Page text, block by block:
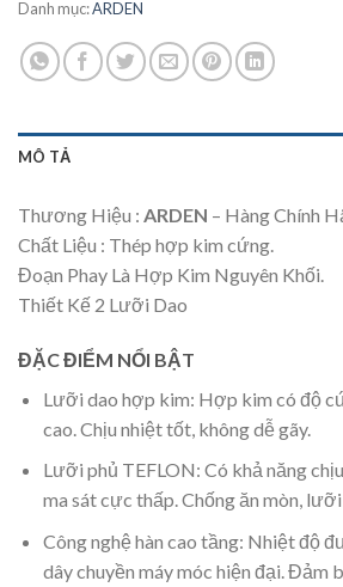
Danh mục:ARDEN
MÔ TẢ
Thương Hiệu : ARDEN – Hàng Chính
Chất Liệu : Thép hợp kim cứng.
Đoạn Phay Là Hợp Kim Nguyên Khối.
Thiết Kế 2 Lưỡi Dao
ĐẶC ĐIỂM NỔI BẬT
Lưỡi dao hợp kim: Hợp kim có độ
cao. Chịu nhiệt tốt, không dễ gãy.
Lưỡi phủ TEFLON: Có khả năng
ma sát cực thấp. Chống ăn mòn,
Công nghệ hàn cao tầng: Nhiệt độ
dây chuyền máy móc hiện đại. Đảm